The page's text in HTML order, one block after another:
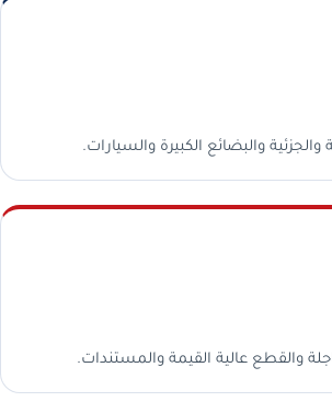
والجزئية والبضائع الكبيرة والسيارات.
والقطع عالية القيمة والمستندات.